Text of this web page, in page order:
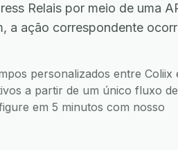
Relais por meio de uma
a ação correspondente
personalizados entre Coliix
a partir de um único fluxo de
em 5 minutos com nosso